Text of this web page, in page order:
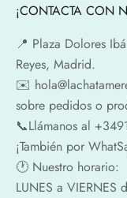
¡CONTACTA CON
📍​ Plaza Dolores
Reyes, Madrid.
✉️​
sobre pedidos o
📞​​Llámanos al
¡También por
🕐​ Nuestro horario:
LUNES a VIERNES